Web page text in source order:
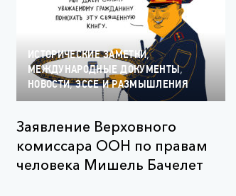
ИСТОРИЧЕСКИЕ ЗАМЕТКИ,
МЕЖДУНАРОДНЫЕ ДОКУМЕНТЫ,
НОВОСТИ,ЭССЕ И РАЗМЫШЛЕНИЯ
Заявление Верховного
комиссара ООН по правам
человека Мишель Бачелет